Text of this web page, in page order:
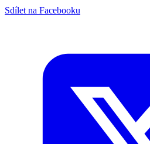
Sdílet na Facebooku